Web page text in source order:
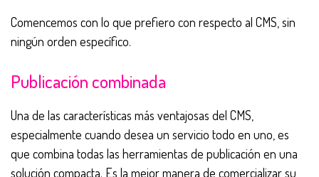
Comencemos con lo que prefiero con respecto al CMS, sin
ningún orden específico.
Publicación combinada
Una de las características más ventajosas del CMS,
especialmente cuando desea un servicio todo en uno, es
que combina todas las herramientas de publicación en una
solución compacta. Es la mejor manera de comercializar su